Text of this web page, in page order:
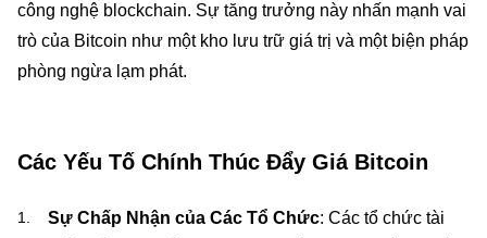
công nghệ blockchain. Sự tăng trưởng này nhấn mạnh vai
trò của Bitcoin như một kho lưu trữ giá trị và một biện pháp
phòng ngừa lạm phát.
Các Yếu Tố Chính Thúc Đẩy Giá Bitcoin
Sự Chấp Nhận của Các Tổ Chức: Các tổ chức tài